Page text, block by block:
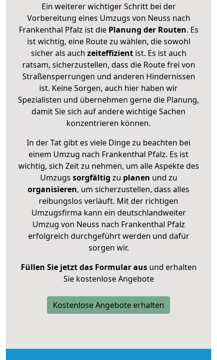
Ein weiterer wichtiger Schritt bei der
Vorbereitung eines Umzugs von Neuss nach
Frankenthal Pfalz ist diePlanung der Routen. Es
ist wichtig, eine Route zu wählen, die sowohl
sicher als auch zeiteffizientist. Es ist auch
ratsam, sicherzustellen, dass die Route frei von
Straßensperrungen und anderen Hindernissen
ist. Keine Sorgen, auch hier haben wir
Spezialisten und übernehmen gerne die Planung,
damit Sie sich auf andere wichtige Sachen
konzentrieren können.
In der Tat gibt es viele Dinge zu beachten bei
einem Umzug nach Frankenthal Pfalz. Es ist
wichtig, sich Zeit zu nehmen, um alle Aspekte des
Umzugs sorgfältig zu planen und zu
organisieren, um sicherzustellen, dass alles
reibungslos verläuft. Mit der richtigen
Umzugsfirma kann ein deutschlandweiter
Umzug von Neuss nach Frankenthal Pfalz
erfolgreich durchgeführt werden und dafür
sorgen wir.
Füllen Sie jetzt das Formular ausund erhalten
Sie kostenlose Angebote
Kostenlose Angebote erhalten